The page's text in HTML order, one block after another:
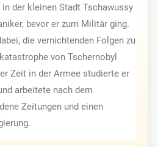
in der kleinen Stadt Tschawussy
bevor er zum Militär ging.
die vernichtenden Folgen zu
von Tschernobyl
Zeit in der Armee studierte er
arbeitete nach dem
Zeitungen und einen